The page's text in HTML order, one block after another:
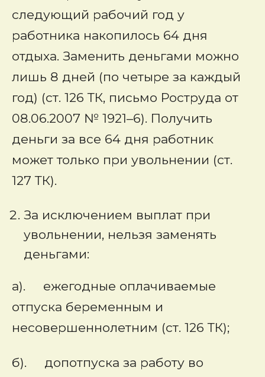
следующий рабочий год у
работника накопилось 64 дня
отдыха. Заменить деньгами можно
лишь 8 дней (по четыре за каждый
год) (ст. 126 ТК, письмо Роструда от
08.06.2007 № 1921–6). Получить
деньги за все 64 дня работник
может только при увольнении (ст.
127 ТК).
За исключением выплат при
увольнении, нельзя заменять
деньгами:
а). ежегодные оплачиваемые
отпуска беременным и
несовершеннолетним (ст. 126 ТК);
б). допотпуска за работу во